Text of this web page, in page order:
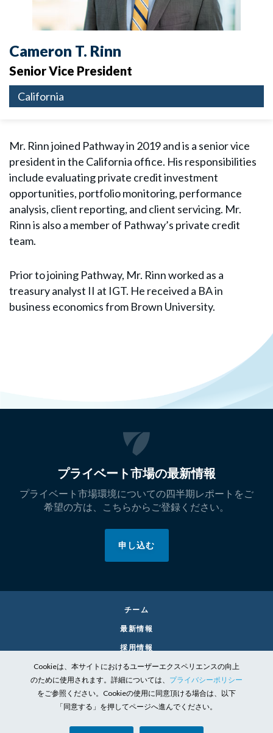
Cameron T. Rinn
Senior Vice President
California
Mr. Rinn joined Pathway in 2019 and is a senior vice
president in the California office. His responsibilities
include evaluating private credit investment
opportunities, portfolio monitoring, performance
analysis, client reporting, and client servicing. Mr.
Rinn is also a member of Pathway’s private credit
team.
Prior to joining Pathway, Mr. Rinn worked as a
treasury analyst II at IGT. He received a BA in
business economics from Brown University.
プライベート市場の最新情報
プライベート市場環境についての四半期レポートをご
希望の方は、こちらからご登録ください。
申し込む
チーム
最新情報
採用情報
お問い合わせ
リーガル
個人情報保護方針
Cookieは、本サイトにおけるユーザーエクスペリエンスの向上
のために使用されます。詳細については、 プライバシーポリシー
をご参照ください。Cookieの使用に同意頂ける場合は、以下
「同意する」を押してページへ進んでください。